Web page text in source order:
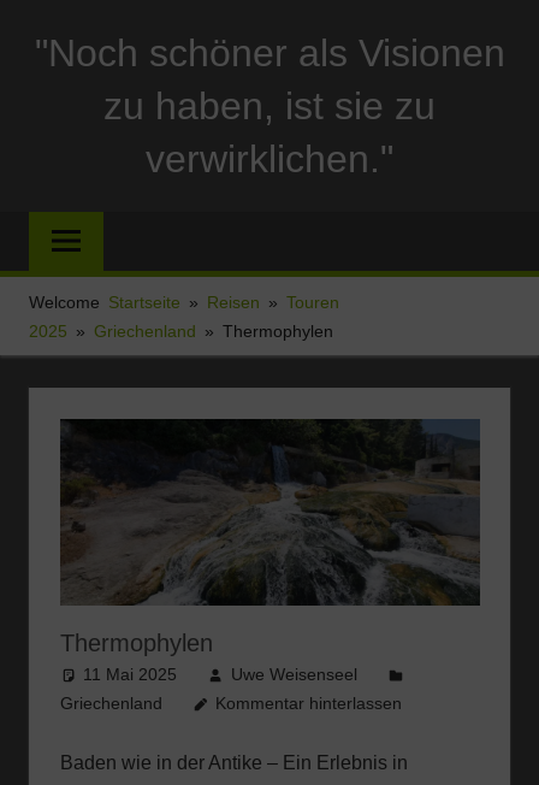
Inhalt"Noch schöner als Visionen
zu haben, ist sie zu
verwirklichen."
und
Stellplatzberichte
und
alles
Sonstige
rund
Wohnmobil
Welcome Startseite Reisen
Touren
2025
Griechenland Thermophylen
Thermophylen
11 Mai 2025
Uwe Weisenseel
Griechenland
Kommentar hinterlassen
Baden wie in der Antike – Ein Erlebnis in